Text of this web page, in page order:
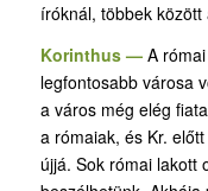
íróknál, többek
Korinthus — A
legfontosabb városa
a város még elég
a rómaiak, és Kr.
újjá. Sok római lakott